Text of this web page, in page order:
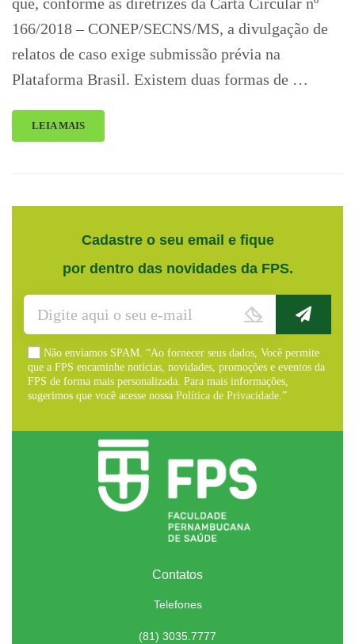
166/2018 – CONEP/SECNS/MS, a divulgação de
relatos de caso exige submissão prévia na
Plataforma Brasil. Existem duas formas de …
LEIA MAIS
Cadastre o seu email e fique
por dentro das novidades da FPS.
Não enviamos SPAM. “Ao fornecer seus dados, Você permite
que a FPS encaminhe notícias, novidades, promoções e eventos da
FPS de forma mais personalizada. Para mais informações,
sugerimos que você acesse nossa Política de Privacidade.”
Contatos
Telefones
(81) 3035.7777